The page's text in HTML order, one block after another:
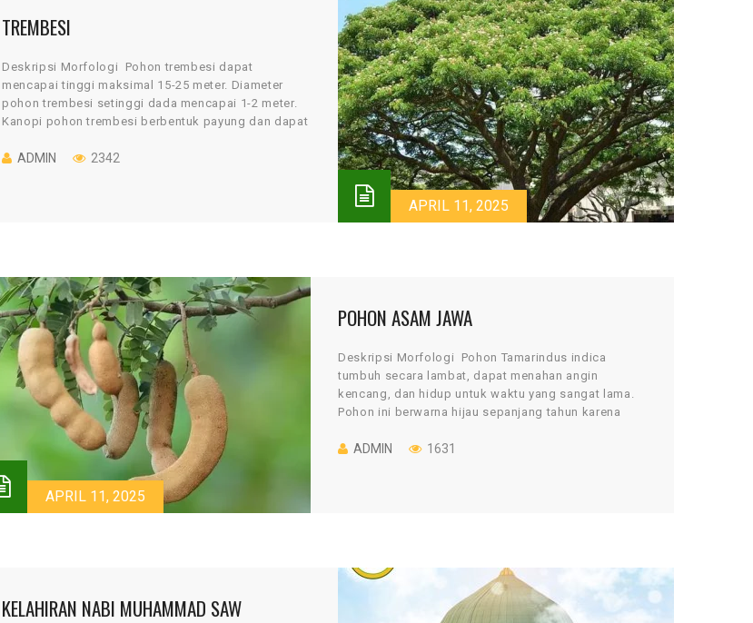
APRIL 11, 2025
TREMBESI
Deskripsi Morfologi Pohon trembesi dapat
mencapai tinggi maksimal 15-25 meter. Diameter
pohon trembesi setinggi dada mencapai 1-2 meter.
Kanopi pohon trembesi berbentuk payung dan dapat
ADMIN 2342
APRIL 11, 2025
POHON ASAM JAWA
Deskripsi Morfologi Pohon Tamarindus indica
tumbuh secara lambat, dapat menahan angin
kencang, dan hidup untuk waktu yang sangat lama.
Pohon ini berwarna hijau sepanjang tahun karena
ADMIN 1631
KELAHIRAN NABI MUHAMMAD SAW